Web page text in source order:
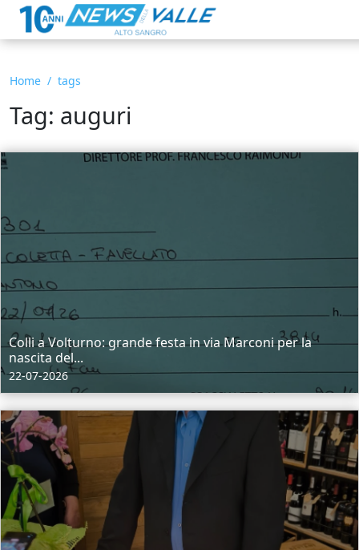
Home tags
Tag: auguri
Colli a Volturno: grande festa in via Marconi per la
nascita del...
22-07-2026